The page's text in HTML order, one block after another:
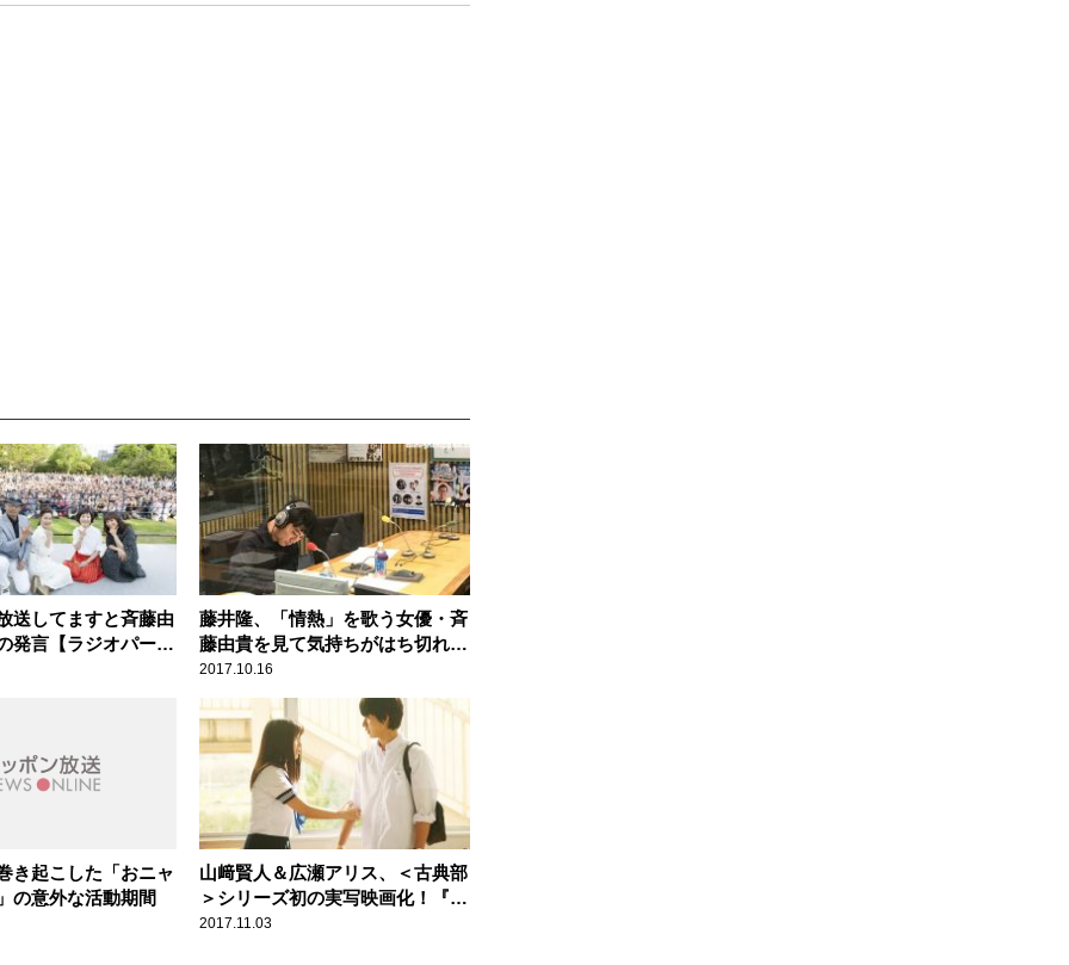
送してますと斉藤由
発言【ラジオパーク
藤井隆、「情熱」を歌う女優・斉
藤由貴を見て気持ちがはち切れ
る！？
2017.10.16
き起こした「おニャ
の意外な活動期間
山﨑賢人＆広瀬アリス、＜古典部
＞シリーズ初の実写映画化！『氷
菓』
2017.11.03